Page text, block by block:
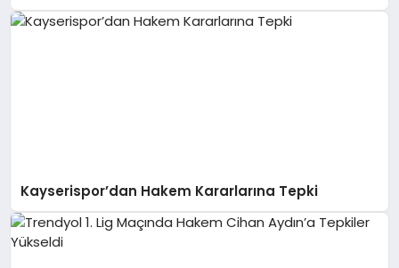
Kayserispor’dan Hakem Kararlarına Tepki